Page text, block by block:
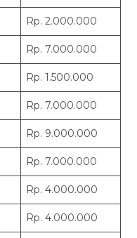
Rp. 2.000.000
Rp. 7.000.000
Rp. 1.500.000
Rp. 7.000.000
Rp. 9.000.000
Rp. 7.000.000
Rp. 4.000.000
Rp. 4.000.000